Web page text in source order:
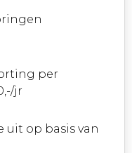
per
jr
uit op basis van